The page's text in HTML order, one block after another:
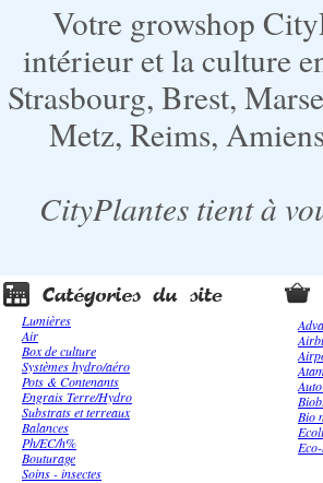
Votre growshop
intérieur et la culture
Strasbourg, Brest,
Metz, Reims,
CityPlantes tient à
Lumières
Air
Box de culture
Systèmes hydro/aéro
Pots & Contenants
Engrais Terre/Hydro
Substrats et terreaux
Balances
Ph/EC/h%
Bouturage
Soins - insectes
Bio